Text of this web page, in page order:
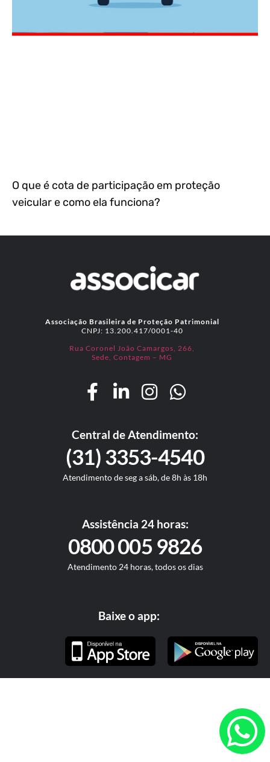
O que é cota de participação em proteção
veicular e como ela funciona?
Associação Brasileira de Proteção Patrimonial
CNPJ: 13.200.417/0001-40
Rua Coronel João Camargos, 266,
Sede, Contagem – MG
Central de Atendimento:
(31) 3353-4540
Atendimento de seg a sáb, de 8h às 18h
Assistência 24 horas:
0800 005 9826
Atendimento 24 horas, todos os dias
Baixe o app: